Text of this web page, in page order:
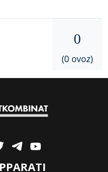
0
(0 ovoz)